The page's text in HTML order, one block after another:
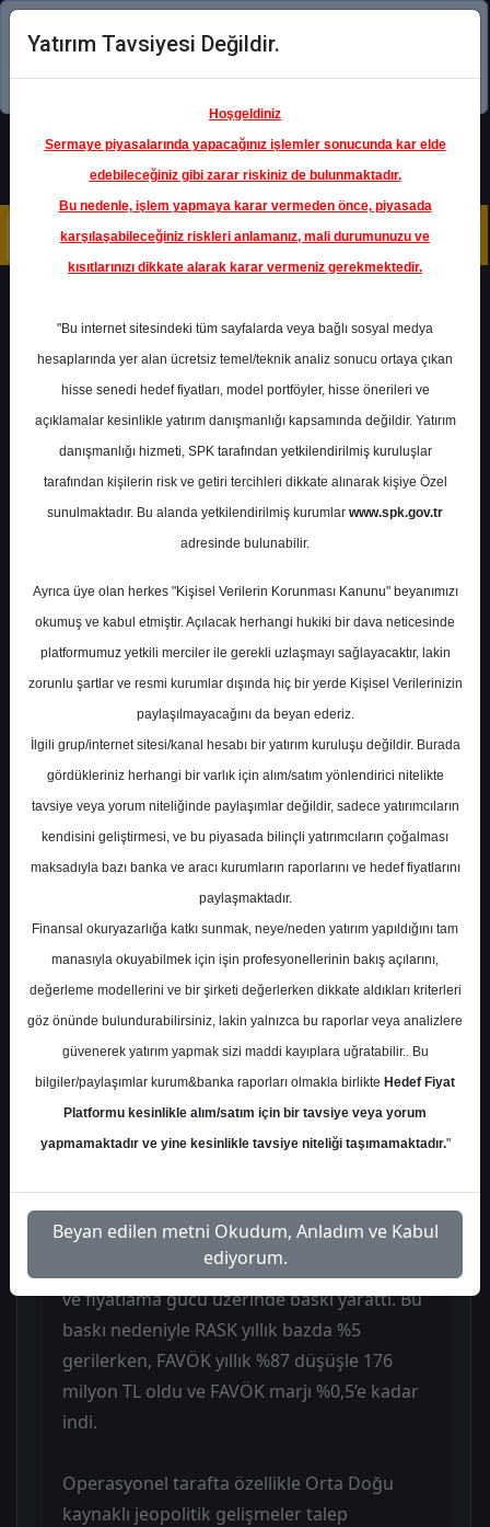
Şimdi uygulamayı indirin!
Ana Sayfa
Raporlar
Tacirler Yatırım
Rapor Detay
PGSUS - Hedef Fiyat
Tacirler Yatırım 13 Mayıs 2026
Tacirler Yatırım, PGSUS - Pegasus Hava
Taşımacılığı için hedef fiyatını 300 TL'den
252 TL'ye revize etti, tavsiyesini AL olarak
Raporda Pegasus’un 1Ç26 finansal
sonuçları operasyonel tarafta belirgin
zayıflamanın öne çıktığı, ancak beklentiden
anlamlı ölçüde sapma içermeyen bir çeyrek
olarak değerlendirildi ve genel görünüm
nötr bulundu. Şirket 1Ç26’da 7,8 milyar TL
net zarar açıkladı ve geçen yılın aynı
görünüm zayıfladı. Gelirler yıllık bazda %39
artışla 32,8 milyar TL’ye yükseldi, ancak
jeopolitik tansiyon rezervasyon davranışları
ve fiyatlama gücü üzerinde baskı yarattı. Bu
baskı nedeniyle RASK yıllık bazda %5
gerilerken, FAVÖK yıllık %87 düşüşle 176
milyon TL oldu ve FAVÖK marjı %0,5’e kadar
indi.
Operasyonel tarafta özellikle Orta Doğu
kaynaklı jeopolitik gelişmeler talep
Yatırım Tavsiyesi Değildir.
Hoşgeldiniz
Sermaye piyasalarında yapacağınız işlemler sonucunda kar elde
edebileceğiniz gibi zarar riskiniz de bulunmaktadır.
Bu nedenle, işlem yapmaya karar vermeden önce, piyasada
karşılaşabileceğiniz riskleri anlamanız, mali durumunuzu ve
kısıtlarınızı dikkate alarak karar vermeniz gerekmektedir.
"Bu internet sitesindeki tüm sayfalarda veya bağlı sosyal medya
hesaplarında yer alan ücretsiz temel/teknik analiz sonucu ortaya çıkan
hisse senedi hedef fiyatları, model portföyler, hisse önerileri ve
açıklamalar kesinlikle yatırım danışmanlığı kapsamında değildir. Yatırım
danışmanlığı hizmeti, SPK tarafından yetkilendirilmiş kuruluşlar
tarafından kişilerin risk ve getiri tercihleri dikkate alınarak kişiye Özel
sunulmaktadır. Bu alanda yetkilendirilmiş kurumlar www.spk.gov.tr
adresinde bulunabilir.
Ayrıca üye olan herkes "Kişisel Verilerin Korunması Kanunu" beyanımızı
okumuş ve kabul etmiştir. Açılacak herhangi hukiki bir dava neticesinde
platformumuz yetkili merciler ile gerekli uzlaşmayı sağlayacaktır, lakin
zorunlu şartlar ve resmi kurumlar dışında hiç bir yerde Kişisel Verilerinizin
paylaşılmayacağını da beyan ederiz.
İlgili grup/internet sitesi/kanal hesabı bir yatırım kuruluşu değildir. Burada
gördükleriniz herhangi bir varlık için alım/satım yönlendirici nitelikte
tavsiye veya yorum niteliğinde paylaşımlar değildir, sadece yatırımcıların
kendisini geliştirmesi, ve bu piyasada bilinçli yatırımcıların çoğalması
maksadıyla bazı banka ve aracı kurumların raporlarını ve hedef fiyatlarını
paylaşmaktadır.
Finansal okuryazarlığa katkı sunmak, neye/neden yatırım yapıldığını tam
manasıyla okuyabilmek için işin profesyonellerinin bakış açılarını,
değerleme modellerini ve bir şirketi değerlerken dikkate aldıkları kriterleri
göz önünde bulundurabilirsiniz, lakin yalnızca bu raporlar veya analizlere
güvenerek yatırım yapmak sizi maddi kayıplara uğratabilir.. Bu
bilgiler/paylaşımlar kurum&banka raporları olmakla birlikte Hedef Fiyat
Platformu kesinlikle alım/satım için bir tavsiye veya yorum
yapmamaktadır ve yine kesinlikle tavsiye niteliği taşımamaktadır."
Beyan edilen metni Okudum, Anladım ve Kabul
ediyorum.